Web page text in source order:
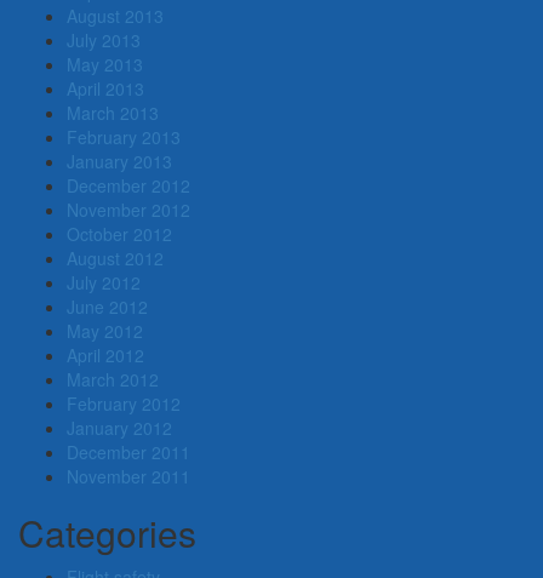
August 2013
July 2013
May 2013
April 2013
March 2013
February 2013
January 2013
December 2012
November 2012
October 2012
August 2012
July 2012
June 2012
May 2012
April 2012
March 2012
February 2012
January 2012
December 2011
November 2011
Categories